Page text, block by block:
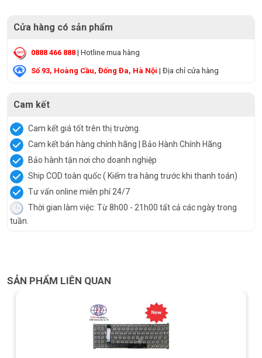
Cửa hàng có sản phẩm
0888 466 888 | Hotline mua hàng
Số 93, Hoàng Cầu, Đống Đa, Hà Nội | Địa chỉ cửa hàng
Cam kết
Cam kết giá tốt trên thị trường.
Cam kết bán hàng chính hãng | Bảo Hành Chính Hãng
Bảo hành tận nơi cho doanh nghiệp
Ship COD toàn quốc ( Kiểm tra hàng trước khi thanh toán)
Tư vấn online miễn phí 24/7
Thời gian làm việc: Từ 8h00 - 21h00 tất cả các ngày trong
tuần.
SẢN PHẨM LIÊN QUAN